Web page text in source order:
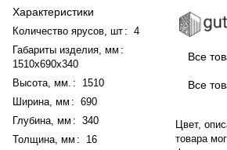
Характеристики
Количество ярусов, шт : 4
Габариты изделия, мм :
1510x690x340
Высота, мм. :
1510
Ширина, мм : 690
Глубина, мм : 340
Толщина, мм :
16
Все
Все
Цвет,
товара